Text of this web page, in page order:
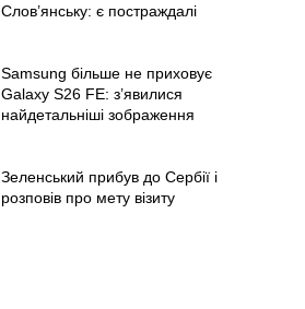
Слов’янську: є постраждалі
Samsung більше не приховує
Galaxy S26 FE: з’явилися
найдетальніші зображення
Зеленський прибув до Сербії і
розповів про мету візиту